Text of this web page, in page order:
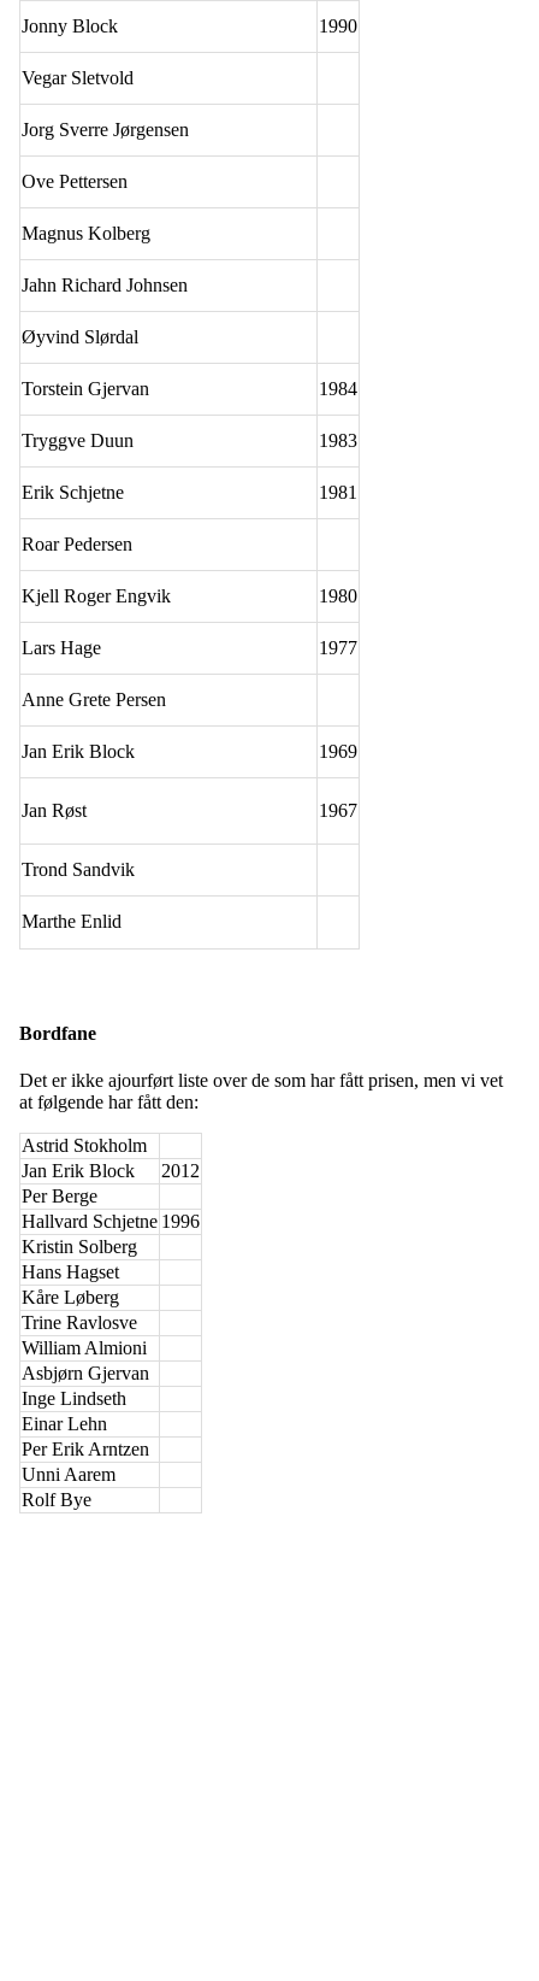
Jonny Block 1990
Vegar Sletvold
Jorg Sverre Jørgensen
Ove Pettersen
Magnus Kolberg
Jahn Richard Johnsen
Øyvind Slørdal
Torstein Gjervan 1984
Tryggve Duun 1983
Erik Schjetne 1981
Roar Pedersen
Kjell Roger Engvik 1980
Lars Hage 1977
Anne Grete Persen
Jan Erik Block 1969
Jan Røst 1967
Trond Sandvik
Marthe Enlid
Bordfane
Det er ikke ajourført liste over de som har fått prisen, men vi vet
at følgende har fått den:
Astrid Stokholm
Jan Erik Block
2012
Per Berge
Hallvard Schjetne 1996
Kristin Solberg
Hans Hagset
Kåre Løberg
Trine Ravlosve
William Almioni
Asbjørn Gjervan
Inge Lindseth
Einar Lehn
Per Erik Arntzen
Unni Aarem
Rolf Bye